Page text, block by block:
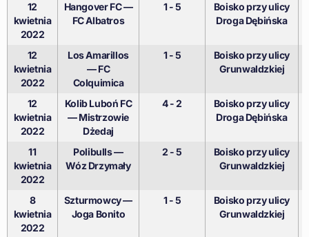
12
kwietnia
2022
Hangover FC —
FC Albatros
1 - 5
Boisko przy ulicy
Droga Dębińska
12
kwietnia
2022
Los Amarillos
— FC
Colquimica
1 - 5
Boisko przy ulicy
Grunwaldzkiej
12
kwietnia
2022
Kolib Luboń FC
— Mistrzowie
Dżedaj
4 - 2
Boisko przy ulicy
Droga Dębińska
11
kwietnia
2022
Polibulls —
Wóz Drzymały
2 - 5
Boisko przy ulicy
Grunwaldzkiej
8
kwietnia
2022
Szturmowcy —
Joga Bonito
1 - 5
Boisko przy ulicy
Grunwaldzkiej